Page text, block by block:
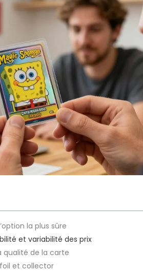
la plus sûre
et variabilité des prix
qualité de la carte
et collector